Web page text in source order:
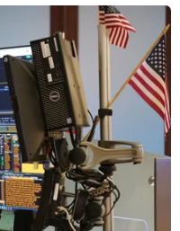
chức hội nghị cấp